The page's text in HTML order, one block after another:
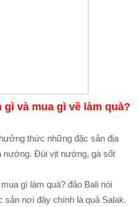
gì và mua gì về làm quà?
thức những đặc sản địa
nướng. Đùi vịt nướng, gà sốt
gì làm quà? đảo Bali nói
sản nơi đây chính là quả Salak.